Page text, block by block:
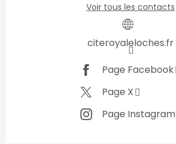
Voir tous les contacts
citeroyaleloches.fr
Page Facebook
Page X
Page Instagram